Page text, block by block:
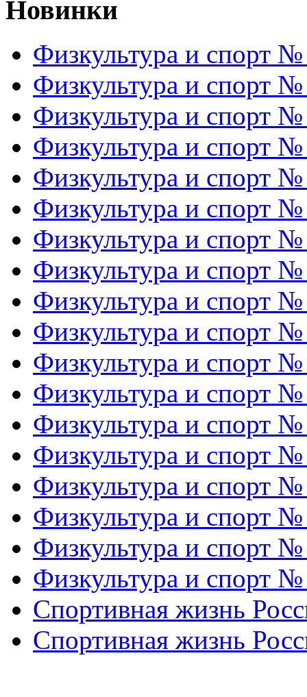
Новинки
Физкультура и спорт
Физкультура и спорт
Физкультура и спорт
Физкультура и спорт
Физкультура и спорт
Физкультура и спорт
Физкультура и спорт
Физкультура и спорт
Физкультура и спорт
Физкультура и спорт
Физкультура и спорт
Физкультура и спорт
Физкультура и спорт
Физкультура и спорт
Физкультура и спорт
Физкультура и спорт
Физкультура и спорт
Физкультура и спорт
Спортивная жизнь
Спортивная жизнь